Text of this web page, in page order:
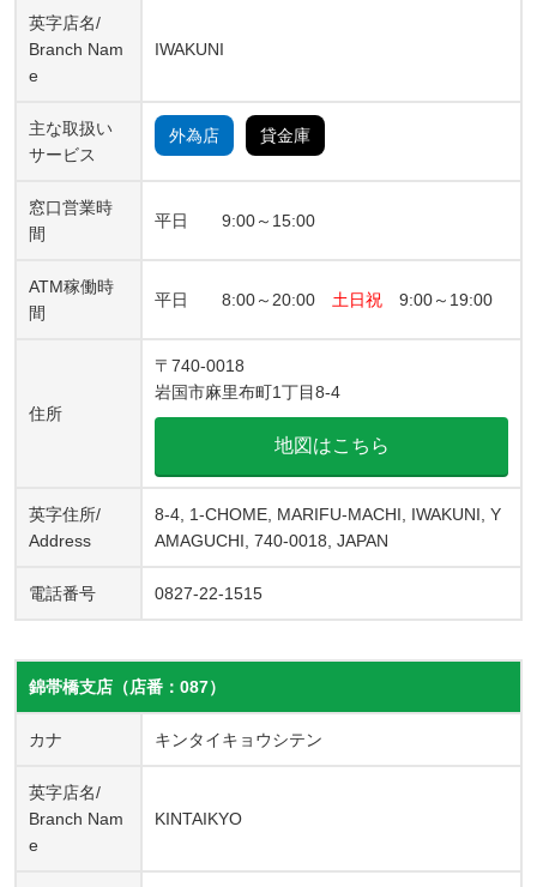
英字店名/
Branch Nam
e
IWAKUNI
主な取扱い
サービス
外為店 貸金庫
窓口営業時
間
平日 9:00～15:00
ATM稼働時
間
平日 8:00～20:00 土日祝 9:00～19:00
住所
〒740-0018
岩国市麻里布町1丁目8-4
地図はこちら
英字住所/
Address
8-4, 1-CHOME, MARIFU-MACHI, IWAKUNI, Y
AMAGUCHI, 740-0018, JAPAN
電話番号 0827-22-1515
錦帯橋支店（店番：087）
カナ キンタイキョウシテン
英字店名/
Branch Nam
e
KINTAIKYO